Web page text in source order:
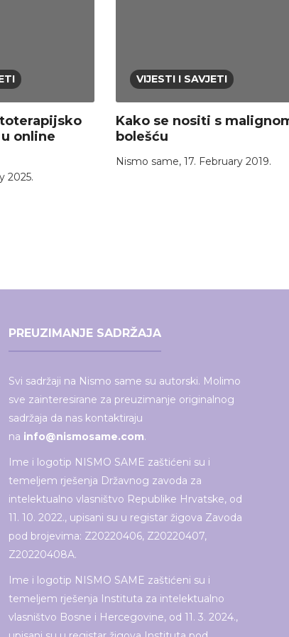
online
2025.
VIJESTI I SAVJETI
Kako se nositi s
bolešću
Nismo same, 17. February 2019.
PREUZIMANJE SADRŽAJA
Svi sadržaji na Nismo same su autorski. Molimo
sve zainteresirane za preuzimanje originalnog
sadržaja da nas kontaktiraju
na info@nismosame.com.
Ime i logotip NISMO SAME zaštićeni su i
temeljem rješenja Državnog zavoda za
intelektualno vlasništvo Republike Hrvatske, od
11. 10. 2022., upisani su u registar žigova Zavoda
pod brojevima: Z20220406, Z20220407,
Z20220408A.
Ime i logotip NISMO SAME zaštićeni su i
temeljem rješenja Instituta za intelektualno
vlasništvo Bosne i Hercegovine, od 11. 3. 2024.,